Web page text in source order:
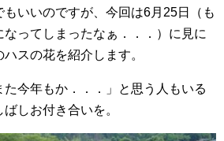
もいいのですが、今回は6月25日（も
なってしまったなぁ．．．）に見に
スの花を紹介します。
今年もか．．．」と思う人もいる
しお付き合いを。